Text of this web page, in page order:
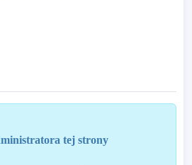
tej strony